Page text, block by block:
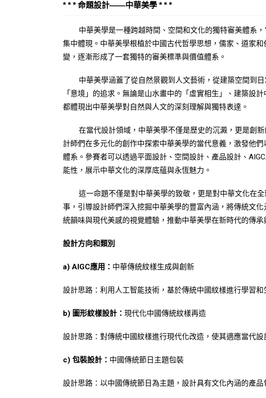
* * * 命題設計——中華美學 * * *
中華美學是一種跨越時間、空間和文化的獨特審美體系，
集中體現。中華美學根植於中國古代哲學思想，儒家、道家
變，逐漸形成了一套獨特的審美標準與價值體系。
中華美學涵蓋了從自然景觀到人文藝術，從建築空間到日
「意境」的追求。無論是山水畫中的「虛實相生」、建築設
都體現出中華美學對自然與人文的深刻理解與獨特表達。
在當代設計領域，中華美學不僅是歷史的沉澱，更是創新
計師們在多元化的創作中探索中華美學的當代意義，激發他
體系。參賽者可以透過平面設計、空間設計、產品設計、
能性，展示中華文化的深厚底蘊與永恆魅力。
這一命題不僅是對中華美學的致敬，更是對中華文化在全
事，引導設計師們深入挖掘中華美學的豐富內涵，將傳統文
統韻味與現代美感的視覺體驗，推動中華美學在新時代的傳承
設計方向和類別
a) AIGC應用： 中華傳統紋樣生成與創新
設計思路：利用人工智能技術，基於傳統中國紋樣進行學習
b) 圖形紋樣設計： 現代化中國傳統紋樣再造
設計思路：對傳統中國紋樣進行現代化改造，使其適應當代設
c) 包裝設計： 中國傳統節日主題包裝
設計思路：以中國傳統節日為主題，設計具有文化內涵的產